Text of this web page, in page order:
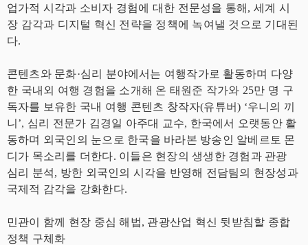
업가적 시각과 소비자 경험에 대한 전문성을 통해, 세계 시
장 감각과 디지털 혁신 전략을 정책에 녹여낼 것으로 기대된
다.
콘텐츠와 문화·심리 분야에서는 여행작가로 활동하며 다양
한 국내외 여행 경험을 소개해 온 태원준 작가와 25만 명 구
독자를 보유한 국내 여행 콘텐츠 창작자(유튜버) ‘우니의 끼
니’, 심리 전문가 김경일 아주대 교수, 한국에서 오랫동안 활
동하며 외국인의 눈으로 한국을 바라본 방송인 알베르토 몬
디가 목소리를 더한다. 이들은 현장의 생생한 경험과 관광
심리 분석, 방한 외국인의 시각을 반영해 전담팀의 현장성과
국제적 감각을 강화한다.
민관이 함께 현장 중심 해법, 관광산업 혁신 뒷받침할 종합
정책 구체화